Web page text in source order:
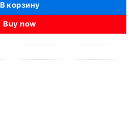
В корзину
Buy now